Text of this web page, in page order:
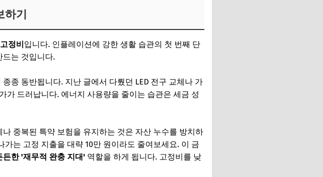
하기
고정비입니다. 인플레이션에 강한 생활 습관의 첫 번째 단
는 것입니다.
종 동반됩니다. 지난 글에서 다뤘던 LED 전구 교체나 가
가 드러납니다. 에너지 사용량을 줄이는 습관은 세금 성
중복된 특약 보험을 유지하는 것은 자산 누수를 방치하
는 고정 지출을 대략 10만 원이라도 줄여보세요. 이 금
든한 '재무적 완충 지대' 역할을 하게 됩니다. 고정비를 낮